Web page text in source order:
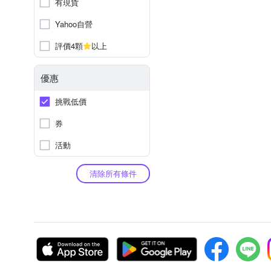
Yahoo自營
評價4顆
以上
優惠
挑戰低價
券
活動
清除所有條件